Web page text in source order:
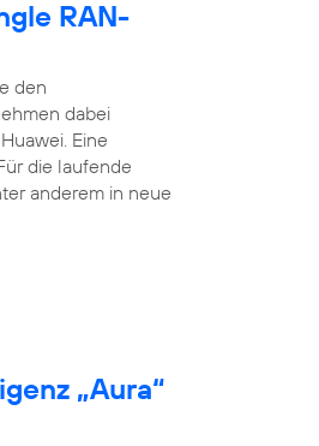
RAN-
den
dabei
Eine
die laufende
anderem in neue
„Aura“